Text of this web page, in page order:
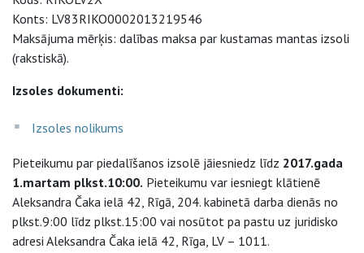
Konts: LV83RIKO0002013219546
Maksājuma mērķis: dalības maksa par kustamas mantas izsoli
(rakstiskā).
Izsoles dokumenti:
Izsoles nolikums
Pieteikumu par piedalīšanos izsolē jāiesniedz līdz 2017.gada
1.martam plkst.10:00. Pieteikumu var iesniegt klātienē
Aleksandra Čaka ielā 42, Rīgā, 204. kabinetā darba dienās no
plkst.9:00 līdz plkst.15:00 vai nosūtot pa pastu uz juridisko
adresi Aleksandra Čaka ielā 42, Rīga, LV – 1011.